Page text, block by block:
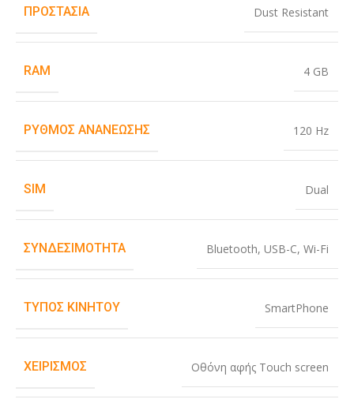
ΠΡΟΣΤΑΣΊΑ Dust Resistant
RAM 4 GB
ΡΥΘΜΌΣ ΑΝΑΝΈΩΣΗΣ 120 Hz
SIM Dual
ΣΥΝΔΕΣΙΜΌΤΗΤΑ Bluetooth, USB-C, Wi-Fi
ΤΎΠΟΣ ΚΙΝΗΤΟΎ SmartPhone
ΧΕΙΡΙΣΜΌΣ Οθόνη αφής Touch screen